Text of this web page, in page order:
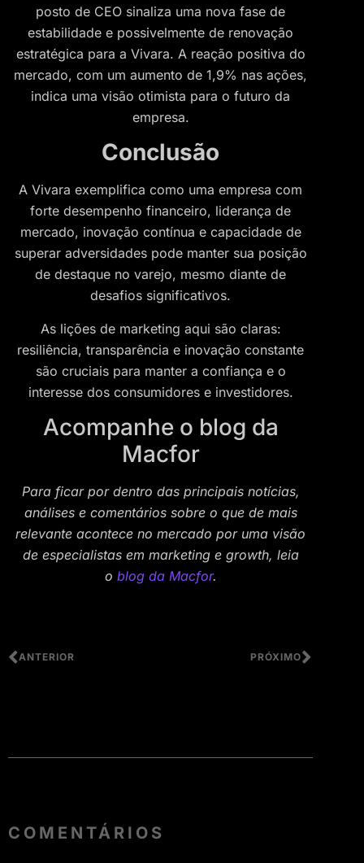
posto de CEO sinaliza uma nova fase de
estabilidade e possivelmente de renovação
estratégica para a Vivara. A reação positiva do
mercado, com um aumento de 1,9% nas ações,
indica uma visão otimista para o futuro da
empresa.
Conclusão
A Vivara exemplifica como uma empresa com
forte desempenho financeiro, liderança de
mercado, inovação contínua e capacidade de
superar adversidades pode manter sua posição
de destaque no varejo, mesmo diante de
desafios significativos.
As lições de marketing aqui são claras:
resiliência, transparência e inovação constante
são cruciais para manter a confiança e o
interesse dos consumidores e investidores.
Acompanhe o blog da
Macfor
Para ficar por dentro das principais notícias,
análises e comentários sobre o que de mais
relevante acontece no mercado por uma visão
de especialistas em marketing e growth, leia
o blog da Macfor.
ANTERIOR PRÓXIMO
COMENTÁRIOS